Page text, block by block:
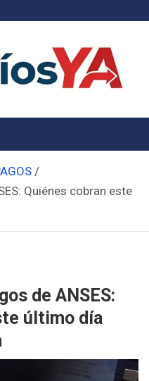
Ríos
Quiénes cobran este
de ANSES:
último día